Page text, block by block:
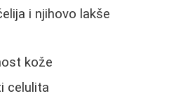
i njihovo lakše
kože
celulita